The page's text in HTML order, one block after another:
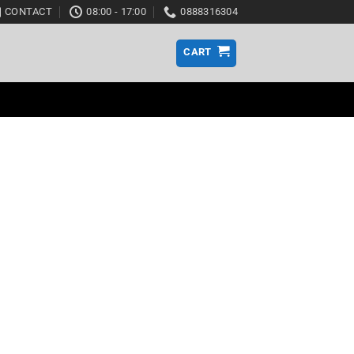
CONTACT 08:00 - 17:00 0888316304
CART